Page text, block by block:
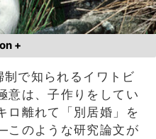
+
制で知られるイワトビ
意は、子作りをしてい
ロ離れて「別居婚」を
のような研究論文が